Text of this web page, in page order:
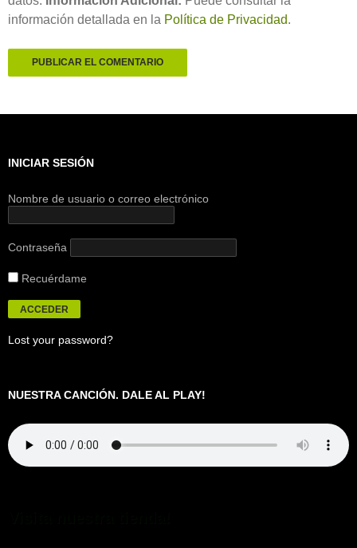
información detallada en la Política de Privacidad.
INICIAR SESIÓN
Nombre de usuario o correo electrónico
Contraseña
Recuérdame
Lost your password?
NUESTRA CANCIÓN. DALE AL PLAY!